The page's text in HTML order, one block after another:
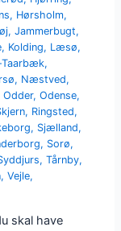
, Hørsholm,
,Jammerbugt,
, Kolding, Læsø,
Taarbæk,
, Næstved,
Odder,Odense,
, Ringsted,
, Sjælland,
, Sorø,
,Tårnby,
,Vejle,
skal have